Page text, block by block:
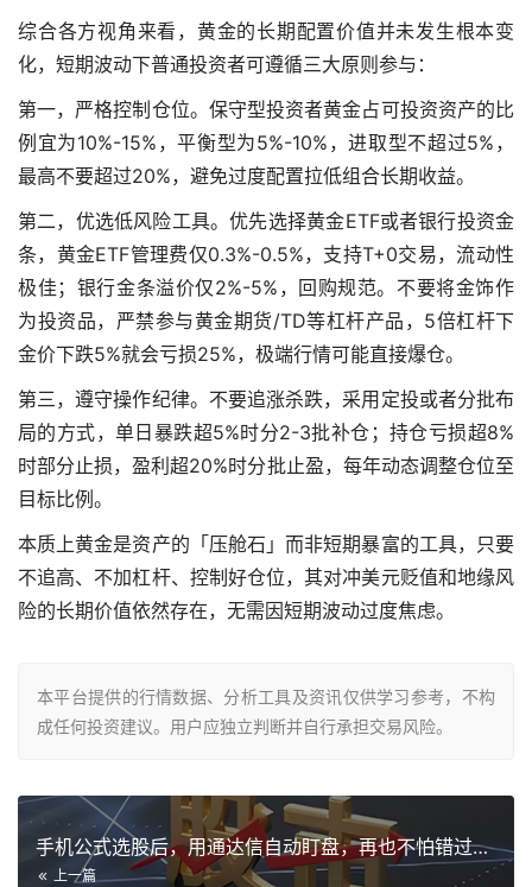
综合各方视角来看，黄金的长期配置价值并未发生根本变
化，短期波动下普通投资者可遵循三大原则参与：
第一，严格控制仓位。保守型投资者黄金占可投资资产的比
例宜为10%-15%，平衡型为5%-10%，进取型不超过5%，
最高不要超过20%，避免过度配置拉低组合长期收益。
第二，优选低风险工具。优先选择黄金ETF或者银行投资金
条，黄金ETF管理费仅0.3%-0.5%，支持T+0交易，流动性
极佳；银行金条溢价仅2%-5%，回购规范。不要将金饰作
为投资品，严禁参与黄金期货/TD等杠杆产品，5倍杠杆下
金价下跌5%就会亏损25%，极端行情可能直接爆仓。
第三，遵守操作纪律。不要追涨杀跌，采用定投或者分批布
局的方式，单日暴跌超5%时分2-3批补仓；持仓亏损超8%
时部分止损，盈利超20%时分批止盈，每年动态调整仓位至
目标比例。
本质上黄金是资产的「压舱石」而非短期暴富的工具，只要
不追高、不加杠杆、控制好仓位，其对冲美元贬值和地缘风
险的长期价值依然存在，无需因短期波动过度焦虑。
本平台提供的行情数据、分析工具及资讯仅供学习参考，不构
成任何投资建议。用户应独立判断并自行承担交易风险。
手机公式选股后，用通达信自动盯盘，再也不怕错过拉升
上一篇